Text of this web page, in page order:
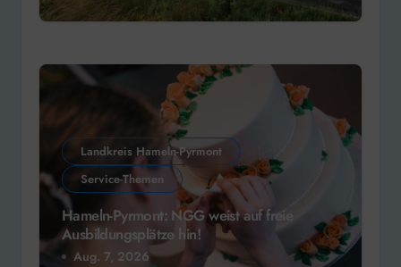
Landkreis Hameln-Pyrmont
Service-Themen
Hameln-Pyrmont: NGG weist auf freie
Ausbildungsplätze hin!
Aug. 7, 2026